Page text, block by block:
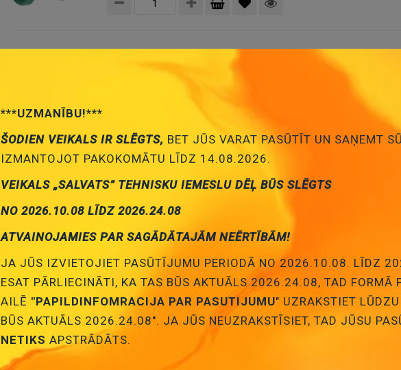
grozam
Testera ligzda, 4mm, 16A/60VDC, L=48mm, lodējamas,
2.08 €
Noliktavas stāvoklis:
Pievienot
Testera ligzda, 4mm, 24A/60VDC, L=47mm, šasijai,
ID:00020217
Pievienot
grozam
Testera ligzda, 4mm, 24A/60VDC, L=47mm, šasijai,
Cena:2.37 €
***UZMANĪBU!***
ŠODIEN VEIKALS IR SLĒGTS, BET JŪS VARAT PASŪTĪT UN SAŅEMT
IZMANTOJOT PAKOKOMĀTU LĪDZ 14.08.2026.
VEIKALS „SALVATS” TEHNISKU IEMESLU DĒĻ BŪS SLĒGTS
NO 2026.10.08 LĪDZ 2026.24.08
ATVAINOJAMIES PAR SAGĀDĀTAJĀM NEĒRTĪBĀM!
JA JŪS IZVIETOJIET PASŪTĪJUMU PERIODĀ NO 2026.10.08. LĪDZ
ESAT PĀRLIECINĀTI, KA TAS BŪS AKTUĀLS 2026.24.08, TAD FORMĀ
AILĒ "PAPILDINFOMRACIJA PAR PASUTIJUMU" UZRAKSTIET
BŪS AKTUĀLS 2026.24.08". JA JŪS NEUZRAKSTĪSIET, TAD JŪSU
NETIKS APSTRĀDĀTS.